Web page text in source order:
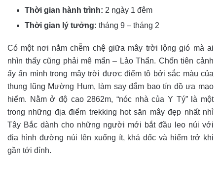
Thời gian hành trình: 2 ngày 1 đêm
Thời gian lý tưởng: tháng 9 – tháng 2
Có một nơi nằm chễm chệ giữa mây trời lộng gió mà ai
nhìn thấy cũng phải mê mẩn – Lảo Thẩn. Chốn tiên cảnh
ấy ẩn mình trong mây trời được điểm tô bởi sắc màu của
thung lũng Mường Hum, làm say đắm bao tín đồ ưa mạo
hiểm. Nằm ở độ cao 2862m, “nóc nhà của Y Tý” là một
trong những địa điểm trekking hot săn mây đẹp nhất nhì
Tây Bắc dành cho những người mới bắt đầu leo núi với
địa hình đường núi lên xuống ít, khá dốc và hiểm trở khi
gần tới đỉnh.